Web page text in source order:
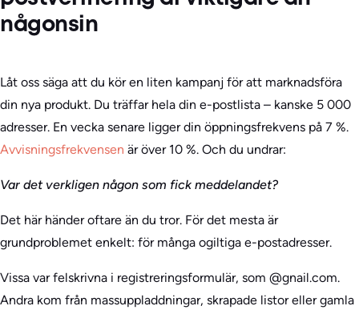
någonsin
Låt oss säga att du kör en liten kampanj för att marknadsföra
din nya produkt. Du träffar hela din e-postlista – kanske 5 000
adresser. En vecka senare ligger din öppningsfrekvens på 7 %.
Avvisningsfrekvensen är över 10 %. Och du undrar:
Var det verkligen någon som fick meddelandet?
Det här händer oftare än du tror. För det mesta är
grundproblemet enkelt: för många ogiltiga e-postadresser.
Vissa var felskrivna i registreringsformulär, som @gnail.com.
Andra kom från massuppladdningar, skrapade listor eller gamla